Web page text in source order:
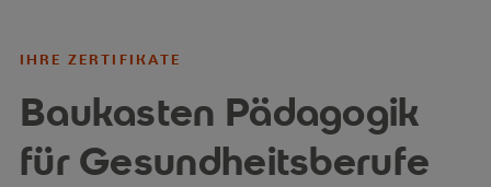
IHRE ZERTIFIKATE
Baukasten Pädagogik
für Gesundheitsberufe